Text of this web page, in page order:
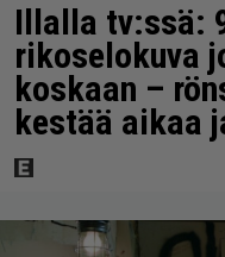
Illalla tv:ssä:
rikoselokuva
koskaan –
kestää aikaa